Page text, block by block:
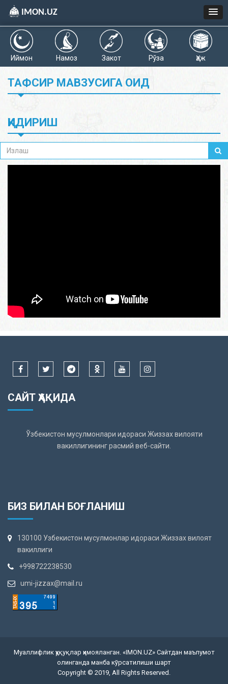
IMON.UZ
Иймон Намоз Закот Рўза Ҳаж
ТАФСИР МАВЗУСИГА ОИД
ҚИДИРИШ
САЙТ ҲАҚИДА
Ўзбекистон мусулмонлари идораси Жиззах вилояти
вакиллигининг расмий веб-сайти.
БИЗ БИЛАН БОҒЛАНИШ
130100 Узбекистон мусулмонлар идораси Жиззах вилоят
вакиллиги
+998722238530
umi-jizzax@mail.ru
Муаллифлик ҳуқуқлар ҳимояланган. «IMON.UZ» Сайтдан маълумот
олинганда манба кўрсатилиши шарт
Copyright © 2019, All Rights Reserved.